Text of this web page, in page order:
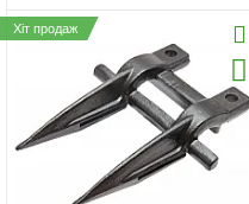
Хіт продаж